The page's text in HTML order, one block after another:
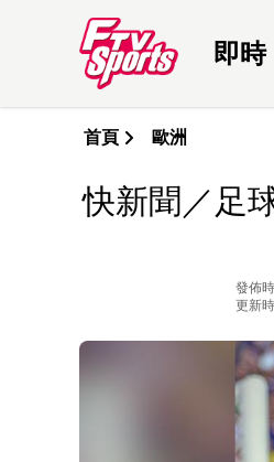
即時
首頁 歐洲
快新聞／足
發佈
更新